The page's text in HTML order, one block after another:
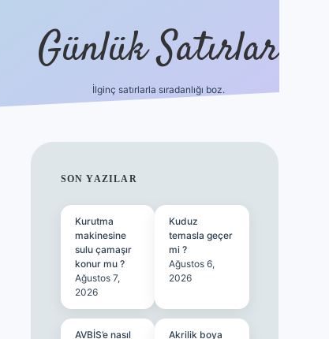
Günlük Satırlar
İlginç satırlarla sıradanlığı boz.
SIDEBAR
SON YAZILAR
Kurutma
makinesine
sulu çamaşır
konur mu ?
Ağustos 7,
2026
Kuduz
temasla geçer
mi ?
Ağustos 6,
2026
AVBİS’e nasıl
Akrilik boya
ilbet giriş